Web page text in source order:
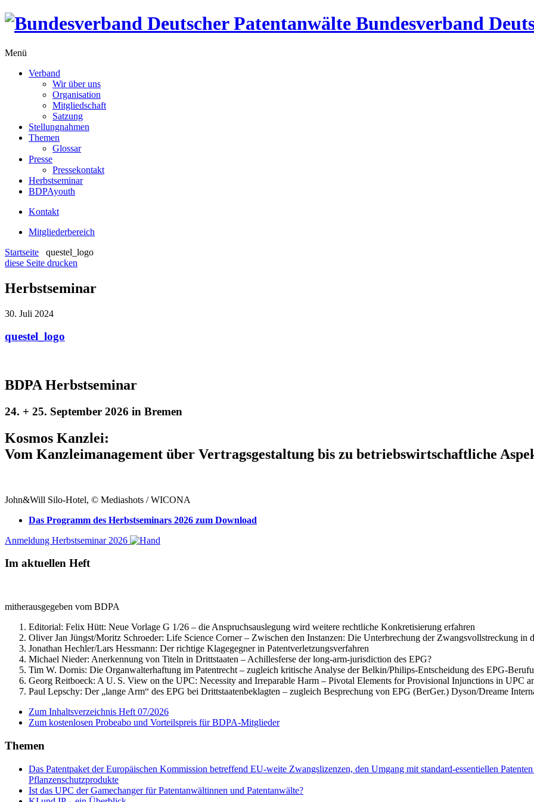
Bundesverband
Menü
Verband
Wir über uns
Organisation
Mitgliedschaft
Satzung
Stellungnahmen
Themen
Glossar
Presse
Pressekontakt
Herbstseminar
BDPAyouth
Kontakt
Mitgliederbereich
Startseite
questel_logo
diese Seite drucken
Herbstseminar
30. Juli 2024
questel_logo
BDPA Herbstseminar
24. + 25. September 2026 in Bremen
Kosmos Kanzlei:
Vom Kanzleimanagement über Vertragsgestaltung bis zu betriebswirtschaftliche
John&Will Silo-Hotel, © Mediashots / WICONA
Das Programm des Herbstseminars 2026 zum Download
Anmeldung Herbstseminar 2026
Im aktuellen Heft
mitherausgegeben vom BDPA
Editorial: Felix Hütt: Neue Vorlage G 1/26 – die Anspruchsauslegung wird weitere rechtliche Konkretisierung erfahren
Oliver Jan Jüngst/Moritz Schroeder: Life Science Corner – Zwischen den Instanzen: Die Unterbrechung der Zwangsvollstreckung in
Jonathan Hechler/Lars Hessmann: Der richtige Klagegegner in Patentverletzungsverfahren
Michael Nieder: Anerkennung von Titeln in Drittstaaten – Achillesferse der long-arm-jurisdiction des EPG?
Tim W. Dornis: Die Organwalterhaftung im Patentrecht – zugleich kritische Analyse der Belkin/Philips-Entscheidung des EPG-
Georg Reitboeck: A U. S. View on the UPC: Necessity and Irreparable Harm – Pivotal Elements for Provisional Injunctions in UPC
Paul Lepschy: Der „lange Arm“ des EPG bei Drittstaatenbeklagten – zugleich Besprechung von EPG (BerGer.) Dyson/Dreame
Zum Inhaltsverzeichnis Heft 07/2026
Zum kostenlosen Probeabo und Vorteilspreis für BDPA-Mitglieder
Themen
Das Patentpaket der Europäischen Kommission betreffend EU-weite Zwangslizenzen, den Umgang mit standard-essentiellen
Pflanzenschutzprodukte
Ist das UPC der Gamechanger für Patentanwältinnen und Patentanwälte?